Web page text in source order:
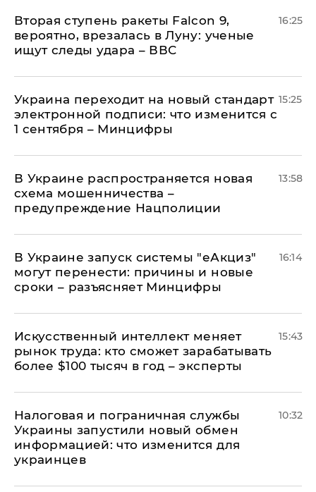
Вторая ступень ракеты Falcon 9,
вероятно, врезалась в Луну: ученые
ищут следы удара – ВВС
16:25
Украина переходит на новый стандарт
электронной подписи: что изменится с
1 сентября – Минцифры
15:25
В Украине распространяется новая
схема мошенничества –
предупреждение Нацполиции
13:58
В Украине запуск системы "еАкциз"
могут перенести: причины и новые
сроки – разъясняет Минцифры
16:14
Искусственный интеллект меняет
рынок труда: кто сможет зарабатывать
более $100 тысяч в год – эксперты
15:43
Налоговая и пограничная службы
Украины запустили новый обмен
информацией: что изменится для
украинцев
10:32